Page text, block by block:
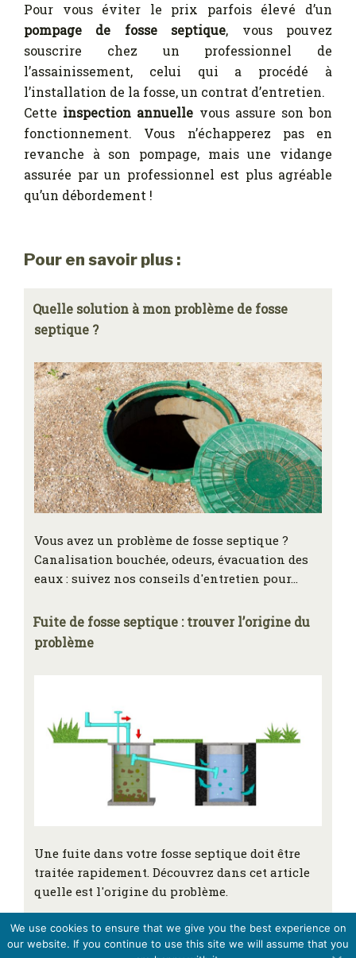
Pour vous éviter le prix parfois élevé d’un
pompage de fosse septique, vous pouvez
souscrire chez un professionnel de
l’assainissement, celui qui a procédé à
l’installation de la fosse, un contrat d’entretien.
Cette inspection annuelle vous assure son bon
fonctionnement. Vous n’échapperez pas en
revanche à son pompage, mais une vidange
assurée par un professionnel est plus agréable
qu’un débordement !
Pour en savoir plus :
Quelle solution à mon problème de fosse
septique ?
Vous avez un problème de fosse septique ?
Canalisation bouchée, odeurs, évacuation des
eaux : suivez nos conseils d'entretien pour…
Fuite de fosse septique : trouver l’origine du
problème
Une fuite dans votre fosse septique doit être
traitée rapidement. Découvrez dans cet article
quelle est l'origine du problème.
We use cookies to ensure that we give you the best experience on
our website. If you continue to use this site we will assume that you